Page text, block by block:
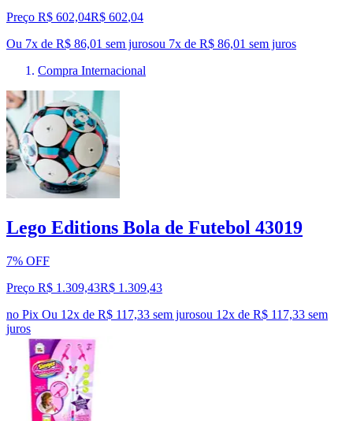
Preço R$ 602,04R$ 602,04
Ou 7x de R$ 86,01 sem jurosou 7x de R$ 86,01 sem juros
Compra Internacional
Lego Editions Bola de Futebol 43019
7% OFF
Preço R$ 1.309,43R$ 1.309,43
no Pix Ou 12x de R$ 117,33 sem jurosou 12x de R$ 117,33 sem
juros